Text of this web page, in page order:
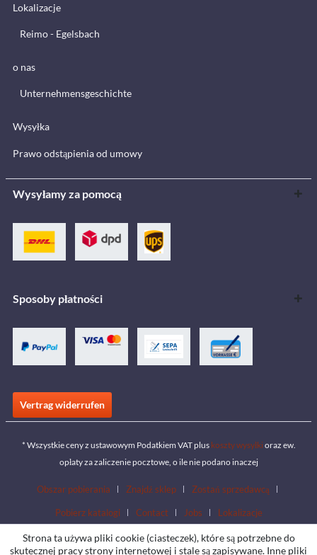
Lokalizacje
Reimo - Egelsbach
o nas
Unternehmensgeschichte
Wysyłka
Prawo odstąpienia od umowy
Wysyłamy za pomocą
Sposoby płatności
Vertrag widerrufen
* Wszystkie ceny z ustawowym Podatkiem VAT plus koszty wysyłki oraz ew.
opłaty za zaliczenie pocztowe, o ile nie podano inaczej
Obszar pobierania Znajdź sklep Zostań sprzedawcą
Pobierz katalogi Contact Jobs Lokalizacje
Strona ta używa pliki cookie (ciasteczek), które są potrzebne do
skutecznej pracy strony internetowej i stale są zapisywane. Inne pliki